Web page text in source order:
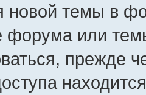
новой темы в
форума или
прежде